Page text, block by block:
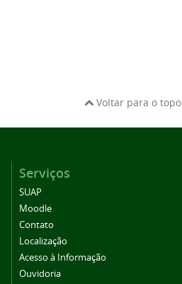
Voltar para o topo
Serviços
SUAP
Moodle
Contato
Localização
Acesso à Informação
Ouvidoria